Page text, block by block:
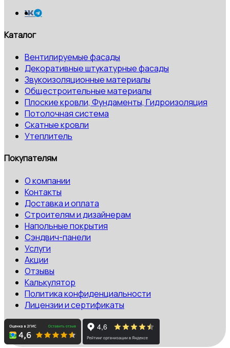
Каталог
Вентилируемые фасады
Декоративные штукатурные фасады
Звукоизоляционные материалы
Общестроительные материалы
Плоские кровли, Фундаменты, Гидроизоляция
Потолочная система
Скатные кровли
Утеплитель
Покупателям
О компании
Контакты
Доставка и оплата
Строителям и дизайнерам
Напольные покрытия
Сэндвич-панели
Услуги
Акции
Отзывы
Калькулятор
Политика конфиденциальности
Лицензии и сертификаты